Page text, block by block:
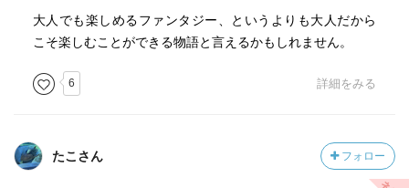
大人でも楽しめるファンタジー、というよりも大人だから
こそ楽しむことができる物語と言えるかもしれません。
6 詳細をみる
たこさん フォロー